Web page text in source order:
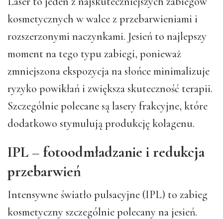
kosmetycznych w walce z przebarwieniami i
rozszerzonymi naczynkami. Jesień to najlepszy
moment na tego typu zabiegi, ponieważ
zmniejszona ekspozycja na słońce minimalizuje
ryzyko powikłań i zwiększa skuteczność terapii.
Szczególnie polecane są lasery frakcyjne, które
dodatkowo stymulują produkcję kolagenu.
IPL – fotoodmładzanie i redukcja
przebarwień
Intensywne światło pulsacyjne (IPL) to zabieg
kosmetyczny szczególnie polecany na jesień.